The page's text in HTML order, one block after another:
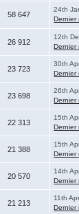
58 647
24th
Dernier
26 912
12th
Dernier
23 723
30th
Dernier
23 698
26th
Dernier
22 313
15th
Dernier
21 388
15th
Dernier
20 570
14th
Dernier
21 213
11th
Dernier